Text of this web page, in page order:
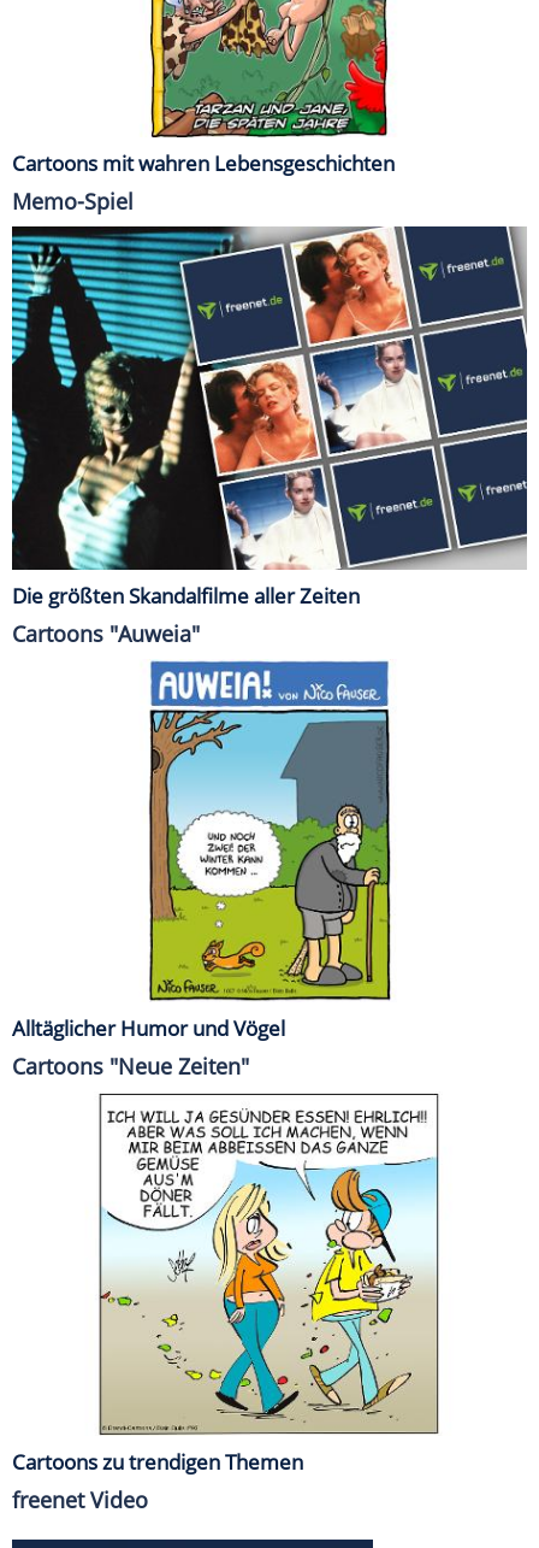
Cartoons mit wahren Lebensgeschichten
Memo-Spiel
Die größten Skandalfilme aller Zeiten
Cartoons "Auweia"
Alltäglicher Humor und Vögel
Cartoons "Neue Zeiten"
Cartoons zu trendigen Themen
freenet Video